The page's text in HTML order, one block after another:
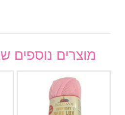
מוצרים נוספים